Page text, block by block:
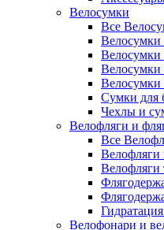
Велосумки
Все
Велосумки
Велосумки
Велосумки
Велосумки
Сумки для
Чехлы и
Велофляги и
Все
Велофляги
Велофляги
Велофонари и